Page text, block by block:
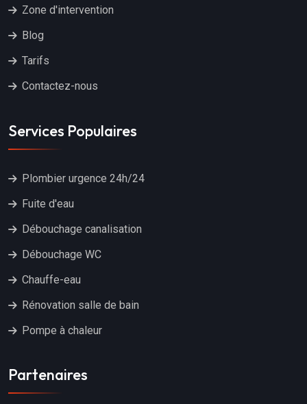
Zone d'intervention
Blog
Tarifs
Contactez-nous
Services Populaires
Plombier urgence 24h/24
Fuite d'eau
Débouchage canalisation
Débouchage WC
Chauffe-eau
Rénovation salle de bain
Pompe à chaleur
Partenaires